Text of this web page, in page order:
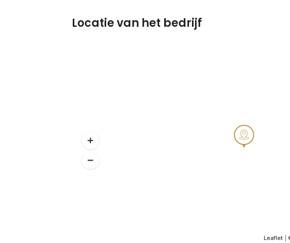
Locatie van het bedrijf
Leaflet|